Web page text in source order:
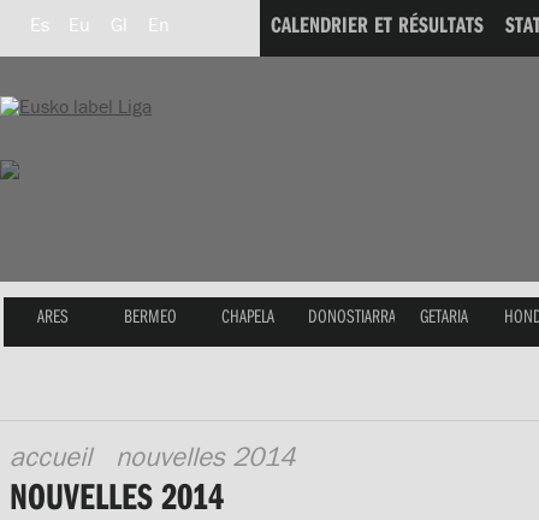
Es Eu Gl En CALENDRIER ET RÉSULTATS
ARES BERMEO CHAPELA DONOSTIARRA GETARIA
accueil nouvelles 2014
NOUVELLES 2014